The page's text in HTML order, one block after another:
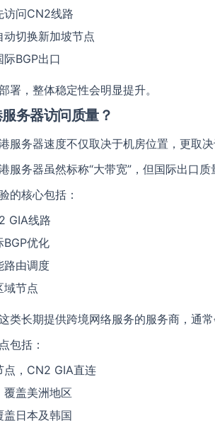
访问CN2线路
动切换新加坡节点
BGP出口
署，整体稳定性会明显提升。
务器访问质量？
服务器速度不仅取决于机房位置，更取决
服务器虽然标称“大带宽”，但国际出口质
的核心包括：
GIA线路
BGP优化
路由调度
域节点
类长期提供跨境网络服务的服务商，通
包括：
点，CN2 GIA直连
覆盖美洲地区
盖日本及韩国